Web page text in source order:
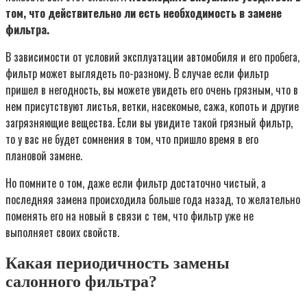
том, что действительно ли есть необходимость в замене
фильтра.
В зависимости от условий эксплуатации автомобиля и его пробега,
фильтр может выглядеть по-разному. В случае если фильтр
пришел в негодность, вы можете увидеть его очень грязным, что в
нем присутствуют листья, ветки, насекомые, сажа, копоть и другие
загрязняющие вещества. Если вы увидите такой грязный фильтр,
то у вас не будет сомнения в том, что пришло время в его
плановой замене.
Но помните о том, даже если фильтр достаточно чистый, а
последняя замена происходила больше года назад, то желательно
поменять его на новый в связи с тем, что фильтр уже не
выполняет своих свойств.
Какая периодичность замены
салонного фильтра?